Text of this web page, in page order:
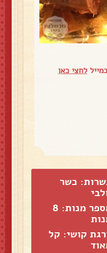
לחצי כאן
כשר
מנות: 8
קושי: קל